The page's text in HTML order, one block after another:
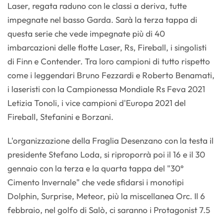
Laser, regata raduno con le classi a deriva, tutte
impegnate nel basso Garda. Sarà la terza tappa di
questa serie che vede impegnate più di 40
imbarcazioni delle flotte Laser, Rs, Fireball, i singolisti
di Finn e Contender. Tra loro campioni di tutto rispetto
come i leggendari Bruno Fezzardi e Roberto Benamati,
i laseristi con la Campionessa Mondiale Rs Feva 2021
Letizia Tonoli, i vice campioni d'Europa 2021 del
Fireball, Stefanini e Borzani.
L'organizzazione della Fraglia Desenzano con la testa il
presidente Stefano Loda, si riproporrà poi il 16 e il 30
gennaio con la terza e la quarta tappa del "30°
Cimento Invernale" che vede sfidarsi i monotipi
Dolphin, Surprise, Meteor, più la miscellanea Orc. Il 6
febbraio, nel golfo di Salò, ci saranno i Protagonist 7.5